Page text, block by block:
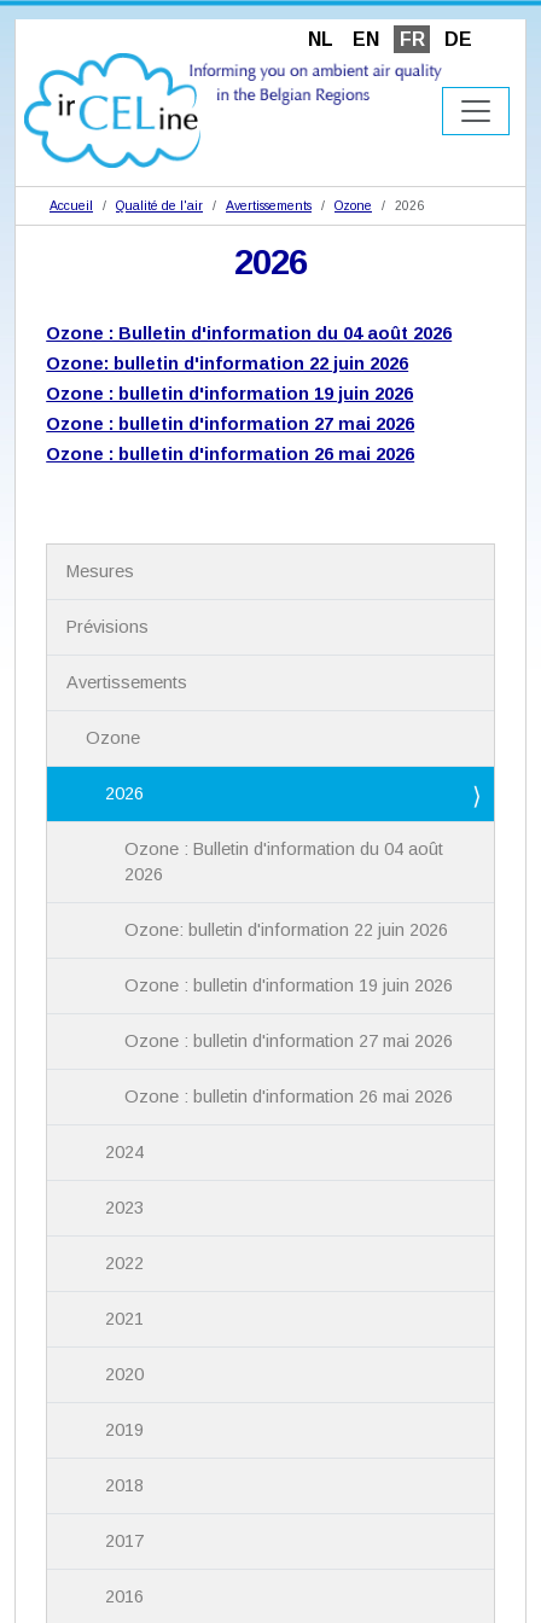
NL EN FR DE
Accueil Qualité de l'air Avertissements Ozone 2026
2026
Ozone : Bulletin d'information du 04 août 2026
Ozone: bulletin d'information 22 juin 2026
Ozone : bulletin d'information 19 juin 2026
Ozone : bulletin d'information 27 mai 2026
Ozone : bulletin d'information 26 mai 2026
Mesures
Prévisions
Avertissements
Ozone
2026
Ozone : Bulletin d'information du 04 août
2026
Ozone: bulletin d'information 22 juin 2026
Ozone : bulletin d'information 19 juin 2026
Ozone : bulletin d'information 27 mai 2026
Ozone : bulletin d'information 26 mai 2026
2024
2023
2022
2021
2020
2019
2018
2017
2016